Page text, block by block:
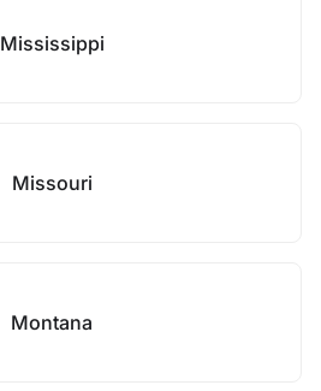
Mississippi
Missouri
Montana